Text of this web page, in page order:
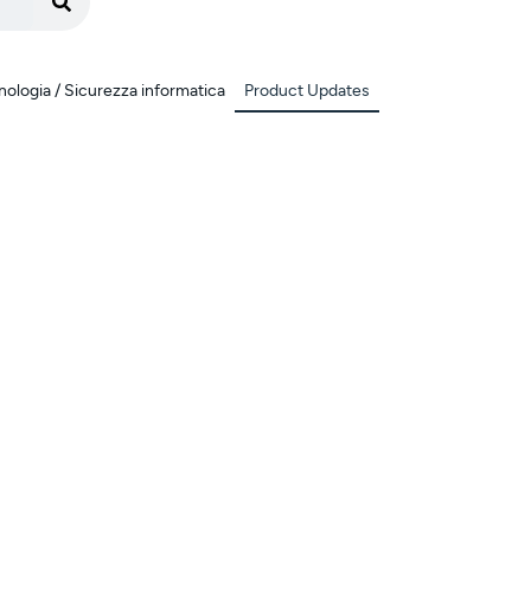
/ Sicurezza informatica Product Updates